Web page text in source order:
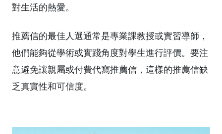
對生活的熱愛。
推薦信的最佳人選通常是專業課教授或實習導師，
他們能夠從學術或實踐角度對學生進行評價。要注
意避免讓親屬或付費代寫推薦信，這樣的推薦信缺
乏真實性和可信度。